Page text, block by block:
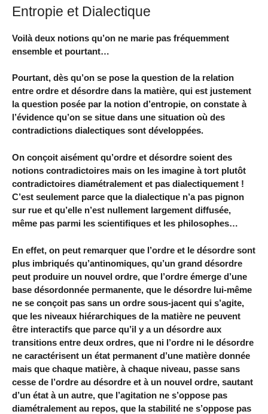
Entropie et Dialectique
Voilà deux notions qu’on ne marie pas fréquemment
ensemble et pourtant…
Pourtant, dès qu’on se pose la question de la relation
entre ordre et désordre dans la matière, qui est justement
la question posée par la notion d’entropie, on constate à
l’évidence qu’on se situe dans une situation où des
contradictions dialectiques sont développées.
On conçoit aisément qu’ordre et désordre soient des
notions contradictoires mais on les imagine à tort plutôt
contradictoires diamétralement et pas dialectiquement !
C’est seulement parce que la dialectique n’a pas pignon
sur rue et qu’elle n’est nullement largement diffusée,
même pas parmi les scientifiques et les philosophes…
En effet, on peut remarquer que l’ordre et le désordre sont
plus imbriqués qu’antinomiques, qu’un grand désordre
peut produire un nouvel ordre, que l’ordre émerge d’une
base désordonnée permanente, que le désordre lui-même
ne se conçoit pas sans un ordre sous-jacent qui s’agite,
que les niveaux hiérarchiques de la matière ne peuvent
être interactifs que parce qu’il y a un désordre aux
transitions entre deux ordres, que ni l’ordre ni le désordre
ne caractérisent un état permanent d’une matière donnée
mais que chaque matière, à chaque niveau, passe sans
cesse de l’ordre au désordre et à un nouvel ordre, sautant
d’un état à un autre, que l’agitation ne s’oppose pas
diamétralement au repos, que la stabilité ne s’oppose pas